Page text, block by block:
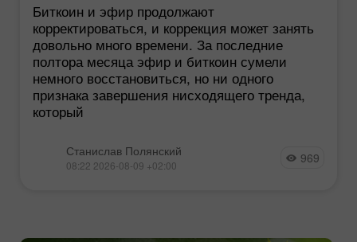
Биткоин и эфир продолжают
корректироваться, и коррекция может занять
довольно много времени. За последние
полтора месяца эфир и биткоин сумели
немного восстановиться, но ни одного
признака завершения нисходящего тренда,
который
Станислав Полянский
08:22 2026-08-09 +02:00 969